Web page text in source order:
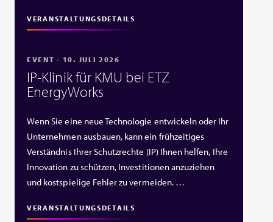
VERANSTALTUNGSDETAILS
EVENT - 10. JULI 2026
IP‑Klinik für KMU bei ETZ
EnergyWorks
Wenn Sie eine neue Technologie entwickeln oder Ihr
Unternehmen ausbauen, kann ein frühzeitiges
Verständnis Ihrer Schutzrechte (IP) Ihnen helfen, Ihre
Innovation zu schützen, Investitionen anzuziehen
und kostspielige Fehler zu vermeiden. …
VERANSTALTUNGSDETAILS